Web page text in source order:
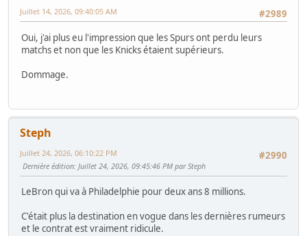
#2989
Juillet 14, 2026, 09:40:05 AM
Oui, j'ai plus eu l'impression que les Spurs ont perdu leurs
matchs et non que les Knicks étaient supérieurs.
Dommage.
Steph
#2990
Juillet 24, 2026, 06:10:22 PM
Dernière édition: Juillet 24, 2026, 09:45:46 PM par Steph
LeBron qui va à Philadelphie pour deux ans 8 millions.
C'était plus la destination en vogue dans les dernières rumeurs
et le contrat est vraiment ridicule.